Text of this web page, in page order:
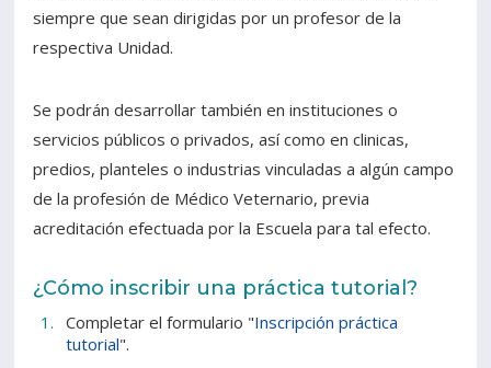
siempre que sean dirigidas por un profesor de la
respectiva Unidad.
Se podrán desarrollar también en instituciones o
servicios públicos o privados, así como en clinicas,
predios, planteles o industrias vinculadas a algún campo
de la profesión de Médico Veternario, previa
acreditación efectuada por la Escuela para tal efecto.
¿Cómo inscribir una práctica tutorial?
Completar el formulario "Inscripción práctica
tutorial".